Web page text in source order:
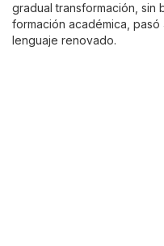
gradual transformación, sin
formación académica, pasó
lenguaje renovado.